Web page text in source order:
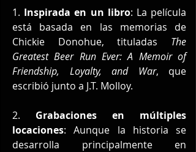
1. Inspirada en un libro: La película
está basada en las memorias de
Chickie Donohue, tituladas The
Greatest Beer Run Ever: A Memoir of
Friendship, Loyalty, and War, que
escribió junto a J.T. Molloy.
2. Grabaciones en múltiples
locaciones: Aunque la historia se
desarrolla principalmente en